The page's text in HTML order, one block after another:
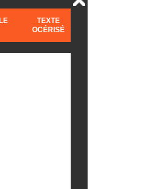
TEXTE
OCÉRISÉ